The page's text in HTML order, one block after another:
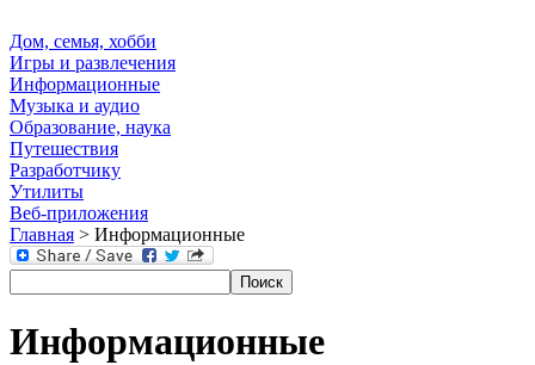
Дом, семья, хобби
Игры и развлечения
Информационные
Музыка и аудио
Образование, наука
Путешествия
Разработчику
Утилиты
Веб-приложения
Главная > Информационные
Информационные